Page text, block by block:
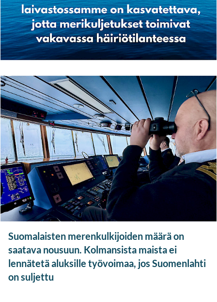
Suomalaisten merenkulkijoiden määrä on
saatava nousuun. Kolmansista maista ei
lennätetä aluksille työvoimaa, jos Suomenlahti
on suljettu